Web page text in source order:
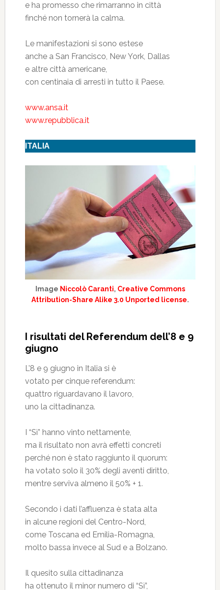
e ha promesso che rimarranno in città
finché non tornerà la calma.
Le manifestazioni si sono estese
anche a San Francisco, New York, Dallas
e altre città americane,
con centinaia di arresti in tutto il Paese.
www.ansa.it
www.repubblica.it
ITALIA
Image Niccolò Caranti, Creative Commons
Attribution-Share Alike 3.0 Unported license.
I risultati del Referendum dell’8 e 9
giugno
L’8 e 9 giugno in Italia si è
votato per cinque referendum:
quattro riguardavano il lavoro,
uno la cittadinanza.
I “Sì” hanno vinto nettamente,
ma il risultato non avrà effetti concreti
perché non è stato raggiunto il quorum:
ha votato solo il 30% degli aventi diritto,
mentre serviva almeno il 50% + 1.
Secondo i dati l’affluenza è stata alta
in alcune regioni del Centro-Nord,
come Toscana ed Emilia-Romagna,
molto bassa invece al Sud e a Bolzano.
Il quesito sulla cittadinanza
ha ottenuto il minor numero di “Sì”,